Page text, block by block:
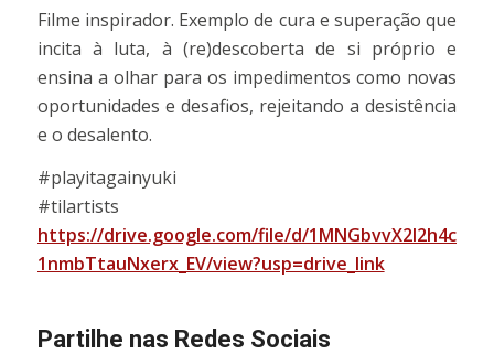
Filme inspirador. Exemplo de cura e superação que
incita à luta, à (re)descoberta de si próprio e
ensina a olhar para os impedimentos como novas
oportunidades e desafios, rejeitando a desistência
e o desalento.
#playitagainyuki
#tilartists
https://drive.google.com/file/d/1MNGbvvX2l2h4cbd-
1nmbTtauNxerx_EV/view?usp=drive_link
Partilhe nas Redes Sociais